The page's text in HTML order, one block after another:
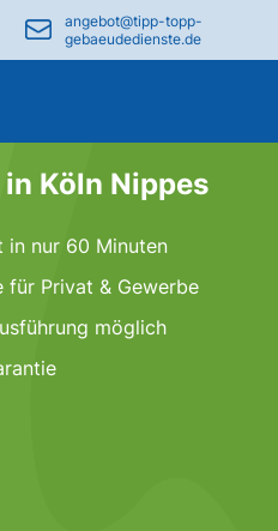
angebot@tipp-topp-
gebaeudedienste.de
Köln Nippes
in nur 60 Minuten
für Privat & Gewerbe
möglich